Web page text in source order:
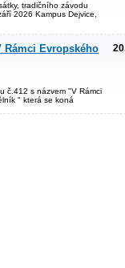
tradičního závodu
2026 Kampus Dejvice,
Rámci Evropského
č.412 s názvem "V Rámci
" která se koná